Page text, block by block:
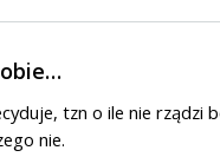
tzn o ile nie rządzi
nie.